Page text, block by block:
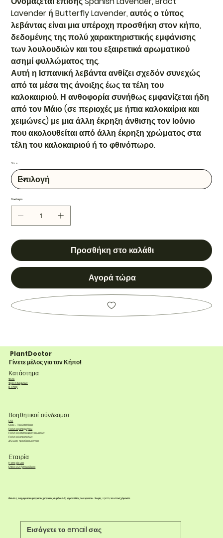
Lavender ή Butterfly Lavender, αυτός ο τύπος
λεβάντας είναι μια υπέροχη προσθήκη στον κήπο,
δεδομένης της πολύ χαρακτηριστικής εμφάνισης
των λουλουδιών και του εξαιρετικά αρωματικού
ασημί φυλλώματος της.
Αυτή η Ισπανική λεβάντα ανθίζει σχεδόν συνεχώς
από τα μέσα της άνοιξης έως τα τέλη του
καλοκαιριού. Η ανθοφορία συνήθως εμφανίζεται ήδη
από τον Μάιο (σε περιοχές με ήπια καλοκαίρια και
χειμώνες) με μια άλλη έκρηξη άνθισης τον Ιούνιο
που ακολουθείται από άλλη έκρηξη χρώματος στα
τέλη του καλοκαιριού ή το φθινόπωρο.
Size
Ποσότητα
Προσθήκη στο καλάθι
Αγορά τώρα
PlantDoctor
Γίνετε μέλος για τον Κήπο!
Κατάστημα
Φυτά
Φροντίδα φυτών
e-shop
Βοηθητικοί σύνδεσμοι
FAQ
Όροι & Προϋποθέσεις
Πολιτική απορρήτου
Πολιτική επιστροφής χρημάτων
Πολιτική αποστολών
Δήλωση προσβασιμότητας
Εταιρία
Η ιστορία μας
Επικοινωνήστε μαζί μας
Θα σας ενημερώσουμε για τις μηνιαίες συμβουλές φροντίδας των φυτών. Χωρίς spam, το υποσχόμαστε.